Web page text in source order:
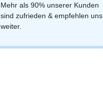
Mehr als 90% unserer Kunden
sind zufrieden & empfehlen uns
weiter.